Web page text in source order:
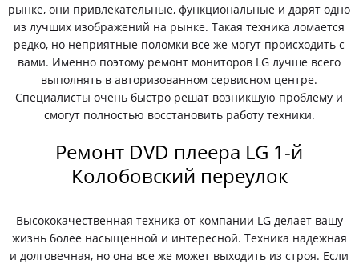
рынке, они привлекательные, функциональные и дарят одно
из лучших изображений на рынке. Такая техника ломается
редко, но неприятные поломки все же могут происходить с
вами. Именно поэтому ремонт мониторов LG лучше всего
выполнять в авторизованном сервисном центре.
Специалисты очень быстро решат возникшую проблему и
смогут полностью восстановить работу техники.
Ремонт DVD плеера LG 1-й
Колобовский переулок
Высококачественная техника от компании LG делает вашу
жизнь более насыщенной и интересной. Техника надежная
и долговечная, но она все же может выходить из строя. Если